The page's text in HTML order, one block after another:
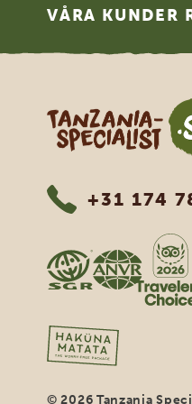
VÅRA KUNDER
Tanzania Specialist
+31 174
© 2026 Tanzania